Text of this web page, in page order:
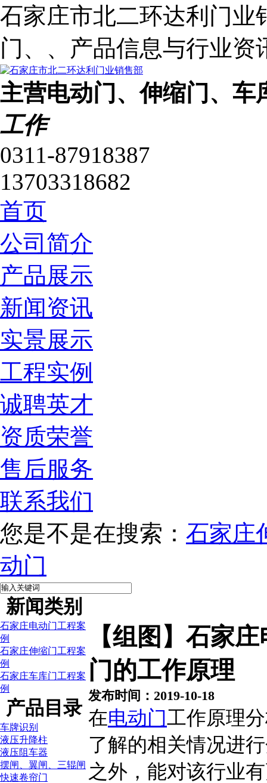
石家庄市北二环达利门业
门、、产品信息与行业资
主营电动门、伸缩门、车
工作
0311-87918387
13703318682
首页
公司简介
产品展示
新闻资讯
实景展示
工程实例
诚聘英才
资质荣誉
售后服务
联系我们
您是不是在搜索： 石家庄
动门
新闻类别
石家庄电动门工程案
例
石家庄伸缩门工程案
例
石家庄车库门工程案
例
产品目录
车牌识别
液压升降柱
液压阻车器
摆闸、翼闸、三辊闸
快速卷帘门
【组图】石家
门的工作原理
发布时间：2019-10-18
在电动门工作原理
了解的相关情况进
之外，能对该行业